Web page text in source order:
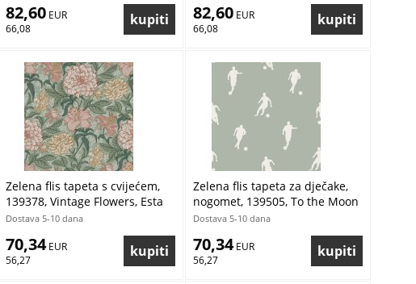
82,60 EUR
66,08
82,60 EUR
66,08
Zelena flis tapeta s cvijećem,
139378, Vintage Flowers, Esta
Home
Dostava 5-10 dana
70,34 EUR
56,27
Zelena flis tapeta za dječake,
nogomet, 139505, To the Moon
and Back, Esta Home
Dostava 5-10 dana
70,34 EUR
56,27